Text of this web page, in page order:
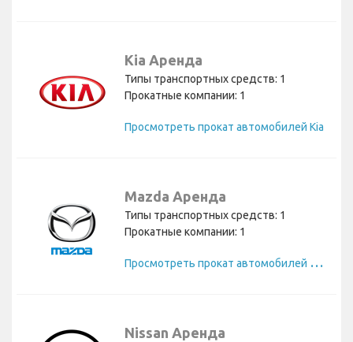
Kia Аренда
Типы транспортных средств: 1
Прокатные компании: 1
Просмотреть прокат автомобилей Kia
Mazda Аренда
Типы транспортных средств: 1
Прокатные компании: 1
П
росмотреть прокат автомобилей Mazda
Nissan Аренда